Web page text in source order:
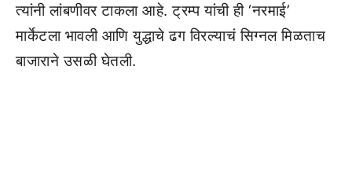
त्यांनी लांबणीवर टाकला आहे. ट्रम्प यांची ही ‘नरमाई’
मार्केटला भावली आणि युद्धाचे ढग विरल्याचं सिग्नल मिळताच
बाजाराने उसळी घेतली.